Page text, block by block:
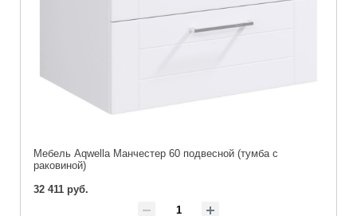
Мебель Aqwella Манчестер 60 подвесной (тумба с
раковиной)
32 411 руб.